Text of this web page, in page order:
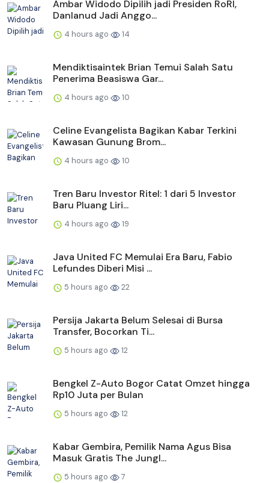
Ambar Widodo Dipilih jadi Presiden RoRI,
Danlanud Jadi Anggo...
4 hours ago 14
Mendiktisaintek Brian Temui Salah Satu
Penerima Beasiswa Gar...
4 hours ago 10
Celine Evangelista Bagikan Kabar Terkini
Kawasan Gunung Brom...
4 hours ago 10
Tren Baru Investor Ritel: 1 dari 5 Investor
Baru Pluang Liri...
4 hours ago 19
Java United FC Memulai Era Baru, Fabio
Lefundes Diberi Misi ...
5 hours ago 22
Persija Jakarta Belum Selesai di Bursa
Transfer, Bocorkan Ti...
5 hours ago 12
Bengkel Z-Auto Bogor Catat Omzet hingga
Rp10 Juta per Bulan
5 hours ago 12
Kabar Gembira, Pemilik Nama Agus Bisa
Masuk Gratis The Jungl...
5 hours ago 7